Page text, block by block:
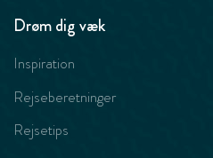
Drøm dig væk
Inspiration
Rejseberetninger
Rejsetips